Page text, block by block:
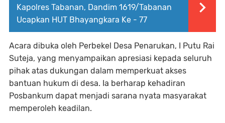
Kapolres Tabanan, Dandim 1619/Tabanan
Ucapkan HUT Bhayangkara Ke - 77
Acara dibuka oleh Perbekel Desa Penarukan, I Putu Rai
Suteja, yang menyampaikan apresiasi kepada seluruh
pihak atas dukungan dalam memperkuat akses
bantuan hukum di desa. Ia berharap kehadiran
Posbankum dapat menjadi sarana nyata masyarakat
memperoleh keadilan.